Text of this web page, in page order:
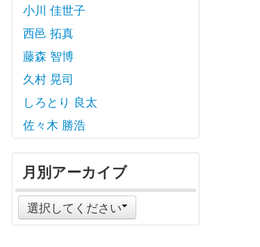
小川 佳世子
西邑 拓真
藤森 智博
久村 晃司
しろとり 良太
佐々木 勝浩
月別アーカイブ
選択してください